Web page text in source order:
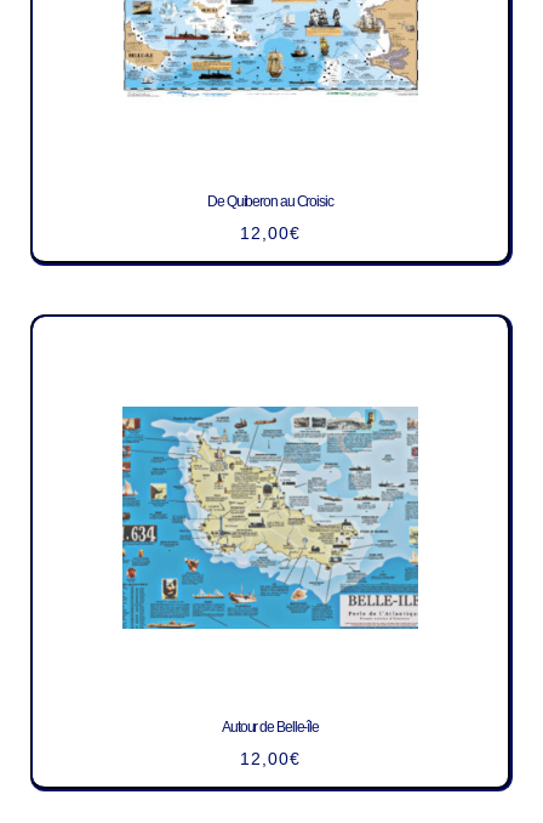
De Quiberon au Croisic
12,00€
Autour de Belle-île
12,00€